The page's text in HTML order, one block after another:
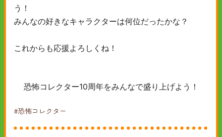
う！
みんなの好きなキャラクターは何位だったかな？
これからも応援よろしくね！
恐怖コレクター10周年をみんなで盛り上げよう！
#恐怖コレクター